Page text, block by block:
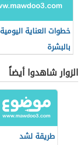
خطوات العناية اليومية
بالبشرة
الزوار شاهدوا أيضاً
طريقة لشد